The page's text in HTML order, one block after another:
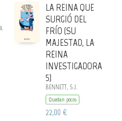
LA REINA QUE
SURGIÓ DEL
FRÍO (SU
MAJESTAD, LA
REINA
INVESTIGADORA
5)
BENNETT, S.J.
Quedan pocos
22,00 €